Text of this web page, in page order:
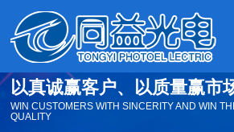
以真诚赢客户、以质量赢市
WIN CUSTOMERS WITH SINCERITY AND WIN
QUALITY